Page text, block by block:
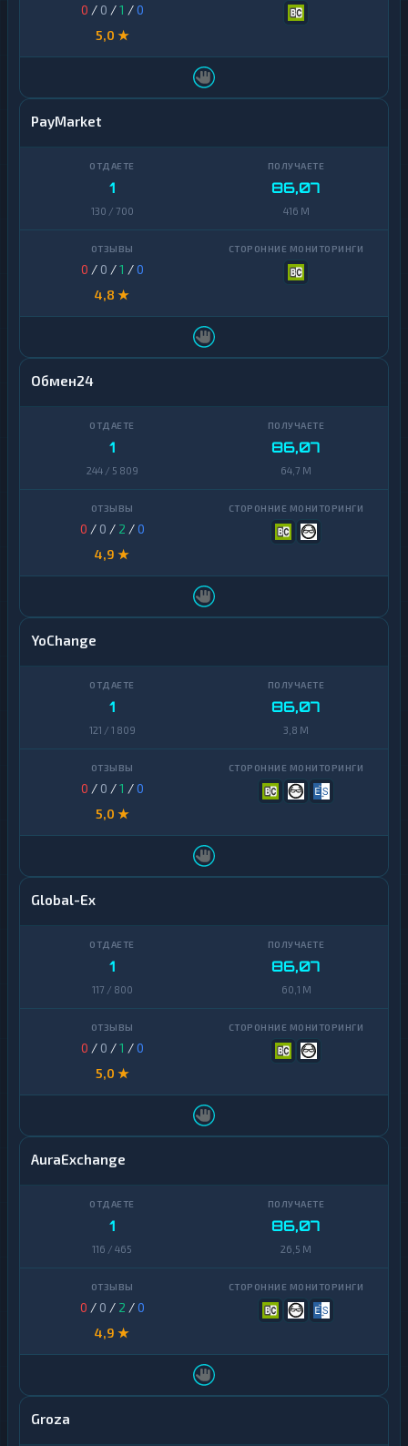
0 / 0 /1 /0
5,0 ★
PayMarket
1
130 / 700
86,07
416 M
0 / 0 /1 /0
4,8 ★
Обмен24
1
244 / 5 809
86,07
64,7 M
0 / 0 / 2 /0
4,9 ★
YoChange
1
121 / 1 809
86,07
3,8 M
0 / 0 /1 /0
5,0 ★
Global-Ex
1
117 / 800
86,07
60,1 M
0 / 0 /1 /0
5,0 ★
AuraExchange
1
116 / 465
86,07
26,5 M
0 / 0 / 2 /0
4,9 ★
Groza